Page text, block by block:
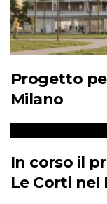
Progetto
Milano
In corso il
Le Corti nel